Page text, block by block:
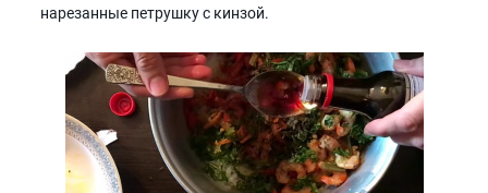
нарезанные петрушку с кинзой.